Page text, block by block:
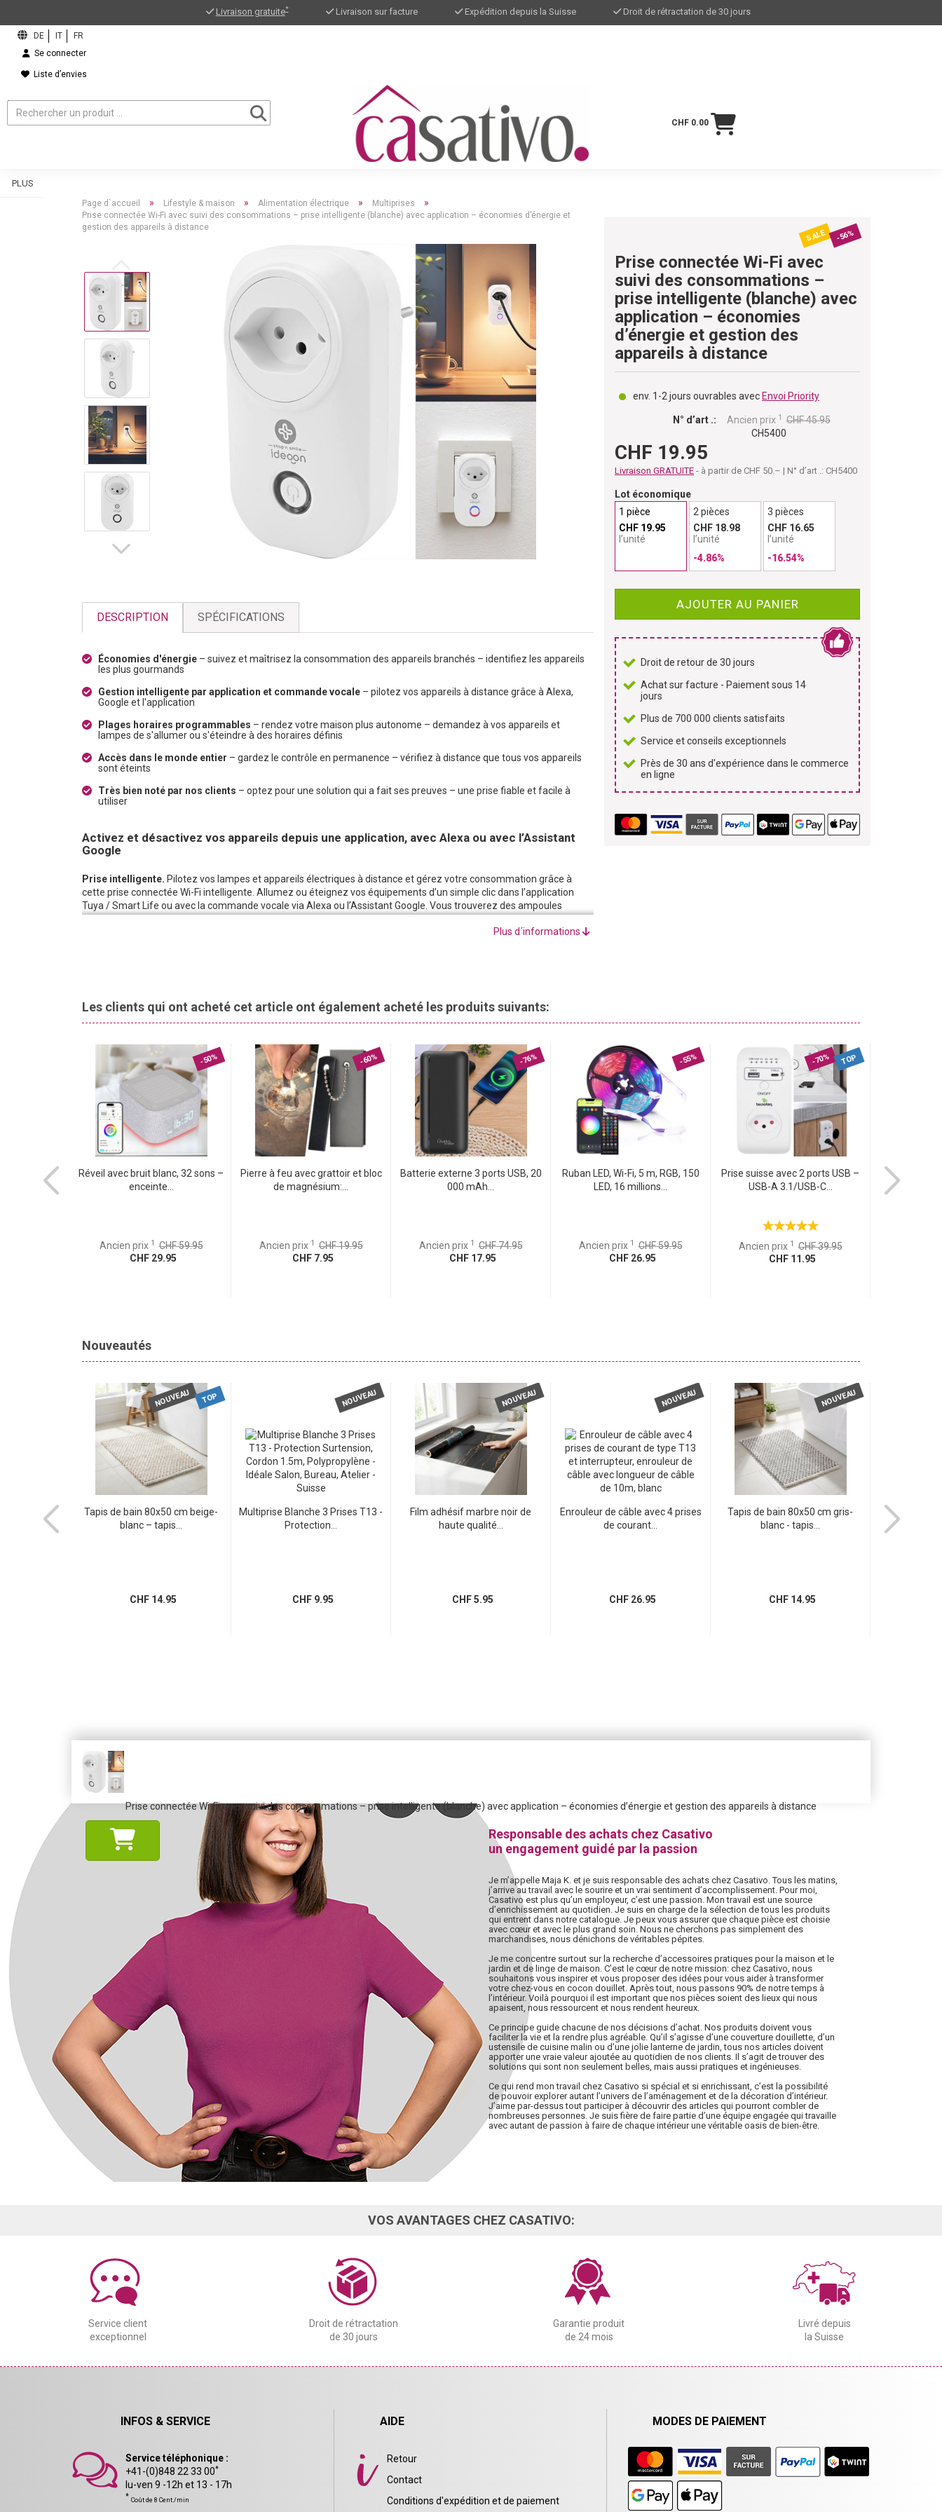
Livraison gratuite* Livraison sur facture Expédition depuis la Suisse Droit de rétractation de 30 jours
Se connecter
Liste d’envies
CHF 0.00
PLUS
Page d`accueil » Lifestyle & maison » Alimentation électrique » Multiprises »
Prise connectée Wi-Fi avec suivi des consommations – prise intelligente (blanche) avec application – économies d’énergie et
gestion des appareils à distance
SALE -56%
Prise connectée Wi-Fi avec
suivi des consommations –
prise intelligente (blanche) avec
application – économies
d’énergie et gestion des
appareils à distance
env. 1-2 jours ouvrables avec Envoi Priority
N° d’art .:
CH5400
Ancien prix 1 CHF 45.95
CHF 19.95
Livraison GRATUITE - à partir de CHF 50.– | N° d’art .: CH5400
Lot économique
1 pièce
CHF 19.95
l’unité
2 pièces
CHF 18.98
l’unité
-4.86%
3 pièces
CHF 16.65
l’unité
-16.54%
AJOUTER AU PANIER
Droit de retour de 30 jours
Achat sur facture - Paiement sous 14
jours
Plus de 700 000 clients satisfaits
Service et conseils exceptionnels
Près de 30 ans d'expérience dans le commerce
en ligne
DESCRIPTION SPÉCIFICATIONS
Économies d'énergie – suivez et maîtrisez la consommation des appareils branchés – identifiez les appareils
les plus gourmands
Gestion intelligente par application et commande vocale – pilotez vos appareils à distance grâce à Alexa,
Google et l'application
Plages horaires programmables – rendez votre maison plus autonome – demandez à vos appareils et
lampes de s'allumer ou s'éteindre à des horaires définis
Accès dans le monde entier – gardez le contrôle en permanence – vérifiez à distance que tous vos appareils
sont éteints
Très bien noté par nos clients – optez pour une solution qui a fait ses preuves – une prise fiable et facile à
utiliser
Activez et désactivez vos appareils depuis une application, avec Alexa ou avec l’Assistant
Google
Prise intelligente. Pilotez vos lampes et appareils électriques à distance et gérez votre consommation grâce à
cette prise connectée Wi-Fi intelligente. Allumez ou éteignez vos équipements d’un simple clic dans l’application
Tuya / Smart Life ou avec la commande vocale via Alexa ou l’Assistant Google. Vous trouverez des ampoules
Partez l’esprit tranquille: grâce au contrôle à distance, vérifiez dans
avec Alexa et Google. Ajoutez simplement la skill dans votre enceinte connectée pour contrôler vos équipements à
la voix.
Plus d´informations
Les clients qui ont acheté cet article ont également acheté les produits suivants:
Ultra HD –
-50%
Réveil avec bruit blanc, 32 sons –
enceinte...
Ancien prix 1 CHF 59.95
CHF 29.95
-60%
Pierre à feu avec grattoir et bloc
de magnésium:...
Ancien prix 1 CHF 19.95
CHF 7.95
-76%
Batterie externe 3 ports USB, 20
000 mAh...
Ancien prix 1 CHF 74.95
CHF 17.95
-55%
Ruban LED, Wi-Fi, 5 m, RGB, 150
LED, 16 millions...
Ancien prix 1 CHF 59.95
CHF 26.95
-70% TOP
Prise suisse avec 2 ports USB –
USB-A 3.1/USB-C...
Ancien prix 1 CHF 39.95
CHF 11.95
Ruban
Nouveautés
marbre
NOUVEAU TOP
Tapis de bain 80x50 cm beige-
blanc – tapis...
CHF 14.95
NOUVEAU
Multiprise Blanche 3 Prises T13 -
Protection...
CHF 9.95
NOUVEAU
Film adhésif marbre noir de
haute qualité...
CHF 5.95
NOUVEAU
Enrouleur de câble avec 4 prises
de courant...
CHF 26.95
NOUVEAU
Tapis de bain 80x50 cm gris-
blanc - tapis...
CHF 14.95
Tapis de
Prise connectée Wi-Fi avec suivi des consommations – prise intelligente (blanche) avec application – économies d’énergie et gestion des appareils à distance
Responsable des achats chez Casativo
un engagement guidé par la passion
Je m’appelle Maja K. et je suis responsable des achats chez Casativo. Tous les matins,
j’arrive au travail avec le sourire et un vrai sentiment d’accomplissement. Pour moi,
Casativo est plus qu’un employeur, c’est une passion. Mon travail est une source
d’enrichissement au quotidien. Je suis en charge de la sélection de tous les produits
qui entrent dans notre catalogue. Je peux vous assurer que chaque pièce est choisie
avec cœur et avec le plus grand soin. Nous ne cherchons pas simplement des
marchandises, nous dénichons de véritables pépites.
Je me concentre surtout sur la recherche d’accessoires pratiques pour la maison et le
jardin et de linge de maison. C’est le cœur de notre mission: chez Casativo, nous
souhaitons vous inspirer et vous proposer des idées pour vous aider à transformer
votre chez-vous en cocon douillet. Après tout, nous passons 90% de notre temps à
l’intérieur. Voilà pourquoi il est important que nos pièces soient des lieux qui nous
apaisent, nous ressourcent et nous rendent heureux.
Ce principe guide chacune de nos décisions d’achat. Nos produits doivent vous
faciliter la vie et la rendre plus agréable. Qu’il s’agisse d’une couverture douillette, d’un
ustensile de cuisine malin ou d’une jolie lanterne de jardin, tous nos articles doivent
apporter une vraie valeur ajoutée au quotidien de nos clients. Il s’agit de trouver des
solutions qui sont non seulement belles, mais aussi pratiques et ingénieuses.
Ce qui rend mon travail chez Casativo si spécial et si enrichissant, c’est la possibilité
de pouvoir explorer autant l’univers de l’aménagement et de la décoration d’intérieur.
J’aime par-dessus tout participer à découvrir des articles qui pourront combler de
nombreuses personnes. Je suis fière de faire partie d’une équipe engagée qui travaille
avec autant de passion à faire de chaque intérieur une véritable oasis de bien-être.
VOS AVANTAGES CHEZ CASATIVO:
Service client
exceptionnel
Droit de rétractation
de 30 jours
Garantie produit
de 24 mois
Livré depuis
la Suisse
INFOS & SERVICE
Service téléphonique :
+41-(0)848 22 33 00*
lu-ven 9 -12h et 13 - 17h
* Coût de 8 Cent./min
AIDE
Retour
Contact
Conditions d'expédition et de paiement
MODES DE PAIEMENT